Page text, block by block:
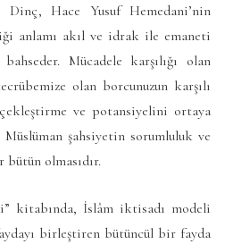
Dinç, Hace Yusuf Hemedani’nin
anlamı akıl ve idrak ile emaneti
Mücadele karşılığı olan
olan borcunuzun karşılı
ve potansiyelini ortaya
şahsiyetin sorumluluk ve
olmasıdır.
kitabında, İslâm iktisadı modeli
birleştiren bütüncül bir fayda